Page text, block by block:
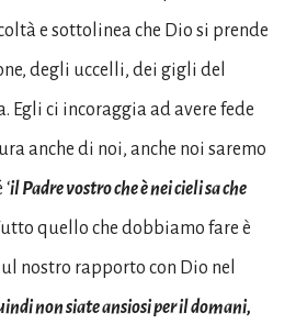
e sottolinea che Dio si prende
degli uccelli, dei gigli del
Egli ci incoraggia ad avere fede
anche di noi, anche noi saremo
il Padre vostro che è nei cieli sa che
quello che dobbiamo fare è
nostro rapporto con Dio nel
non siate ansiosi per il domani,